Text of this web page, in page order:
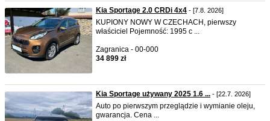
Kia Sportage 2.0 CRDi 4x4 - [7.8. 2026]
KUPIONY NOWY W CZECHACH, pierwszy
właściciel Pojemność: 1995 c ...
Zagranica - 00-000
34 899 zł
Kia Sportage używany 2025 1.6 ... - [22.7. 2026]
Auto po pierwszym przeglądzie i wymianie oleju,
gwarancja. Cena ...